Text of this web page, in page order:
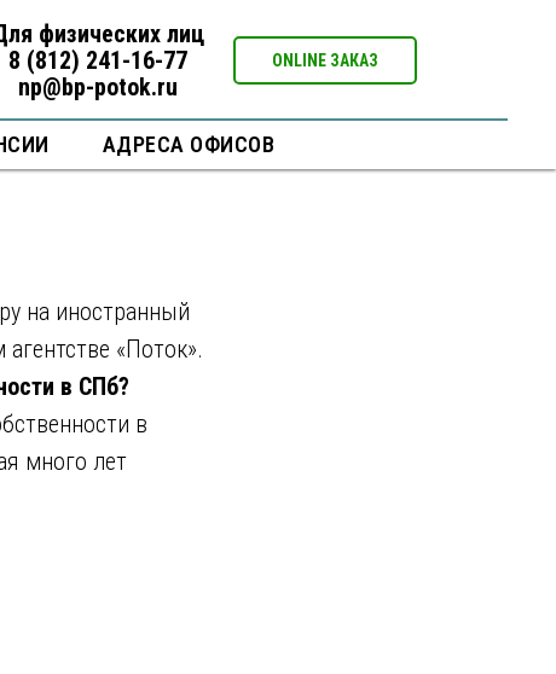
физических лиц
8 (812) 241-16-77
np@bp-potok.ru
ONLINE ЗАКАЗ
АДРЕСА ОФИСОВ
на
на иностранный
«Поток».
в СПб?
в
много лет